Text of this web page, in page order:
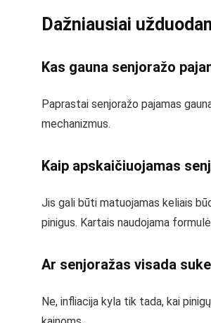
Dažniausiai
Kas gauna senjoražo
Paprastai senjoražo pajamas
mechanizmus.
Kaip apskaičiuojamas
Jis gali būti matuojamas keliais
pinigus. Kartais naudojama
Ar senjoražas visada
Ne, infliacija kyla tik tada, kai